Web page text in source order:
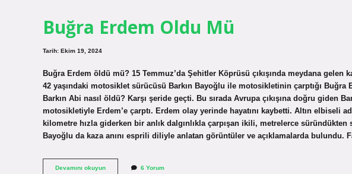
Buğra Erdem Oldu Mü
Tarih: Ekim 19, 2024
Buğra Erdem öldü mü? 15 Temmuz’da Şehitler Köprüsü çıkışında meydana gelen
42 yaşındaki motosiklet sürücüsü Barkın Bayoğlu ile motosikletinin çarptığı Buğra
Barkın Abi nasıl öldü? Karşı şeride geçti. Bu sırada Avrupa çıkışına doğru giden
motosikletiyle Erdem’e çarptı. Erdem olay yerinde hayatını kaybetti. Altın elbiseli
kilometre hızla giderken bir anlık dalgınlıkla çarpışan ikili, metrelerce süründükten
Bayoğlu da kaza anını esprili diliyle anlatan görüntüler ve açıklamalarda bulundu.
Devamını okuyunBuğra
6 Yorum